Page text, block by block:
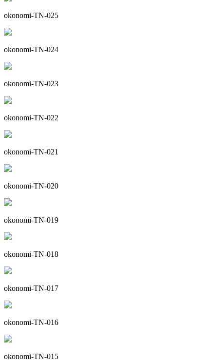
okonomi-TN-025
okonomi-TN-024
okonomi-TN-023
okonomi-TN-022
okonomi-TN-021
okonomi-TN-020
okonomi-TN-019
okonomi-TN-018
okonomi-TN-017
okonomi-TN-016
okonomi-TN-015